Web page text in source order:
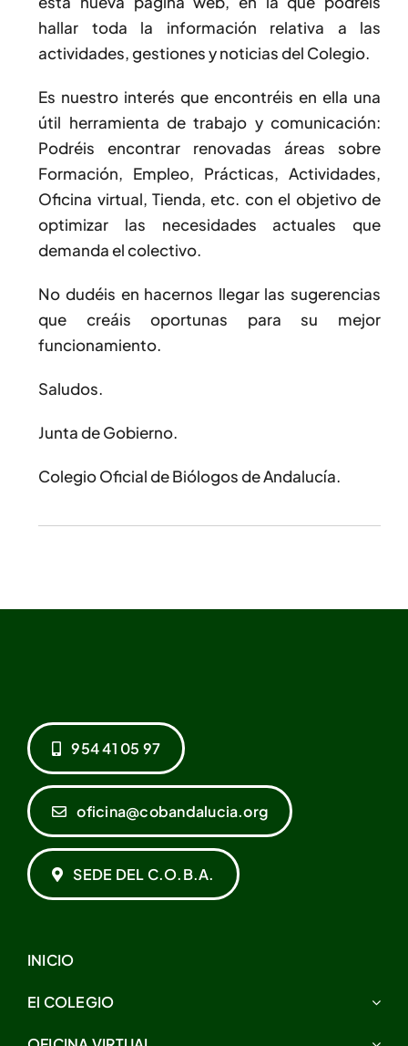
hallar toda la información relativa a las
actividades, gestiones y noticias del Colegio.
Es nuestro interés que encontréis en ella una
útil herramienta de trabajo y comunicación:
Podréis encontrar renovadas áreas sobre
Formación, Empleo, Prácticas, Actividades,
Oficina virtual, Tienda, etc. con el objetivo de
optimizar las necesidades actuales que
demanda el colectivo.
No dudéis en hacernos llegar las sugerencias
que creáis oportunas para su mejor
funcionamiento.
Saludos.
Junta de Gobierno.
Colegio Oficial de Biólogos de Andalucía.
954 41 05 97
oficina@cobandalucia.org
SEDE DEL C.O.B.A.
INICIO
El COLEGIO